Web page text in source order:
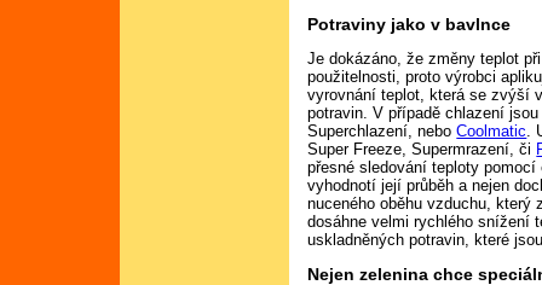
Potraviny jako v bavlnce
Je dokázáno, že změny teplot
použitelnosti, proto výrobci
vyrovnání teplot, která se zvýší
potravin. V případě chlazení
Superchlazení, neboCoolmatic.
Super Freeze, Supermrazení, či
přesné sledování teploty
vyhodnotí její průběh a nejen
nuceného oběhu vzduchu,
dosáhne velmi rychlého snížení
uskladněných potravin, které
Nejen zelenina chce